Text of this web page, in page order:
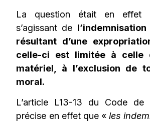
La question était en effet
s’agissant de
résultant d’une
celle-ci est limitée à celle
matériel, à l’exclusion de
moral.
L’article L13-13 du Code de
précise en effet que «les